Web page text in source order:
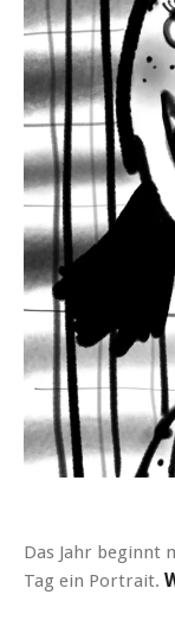
Das Jahr beginnt
Tag ein Portrait.